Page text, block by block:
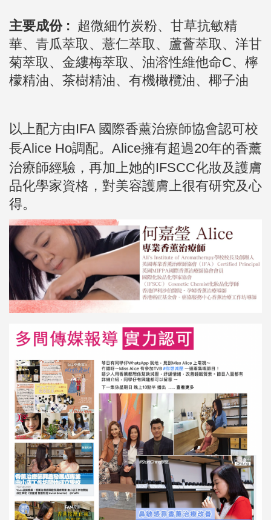
主要成份 : 超微細竹炭粉、甘草抗敏精
華、青瓜萃取、薏仁萃取、蘆薈萃取、洋甘
菊萃取、金縷梅萃取、油溶性維他命C、檸
檬精油、茶樹精油、有機橄欖油、椰子油
以上配方由IFA 國際香薰治療師協會認可校
長Alice Ho調配。 Alice擁有超過20年的香薰
治療師經驗，再加上她的IFSCC化妝及護膚
品化學家資格，對美容護膚上很有研究及心
得。